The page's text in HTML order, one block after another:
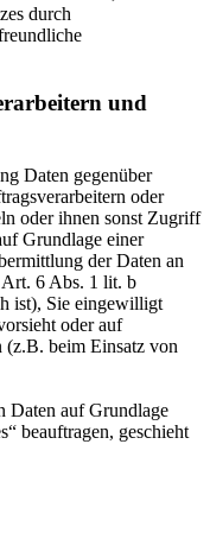
durch
und
Daten gegenüber
oder
oder ihnen sonst Zugriff
Grundlage einer
der Daten an
Art. 6 Abs. 1 lit. b
ist), Sie eingewilligt
oder auf
(z.B. beim Einsatz von
Daten auf Grundlage
beauftragen, geschieht